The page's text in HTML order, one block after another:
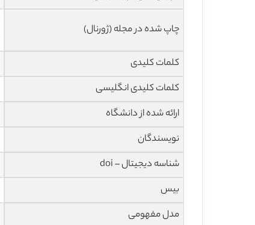
چاپ شده در مجله (ژورنال)
کلمات کلیدی
کلمات کلیدی انگلیسی
ارائه شده از دانشگاه
نویسندگان
شناسه دیجیتال – doi
بیس
مدل مفهومی